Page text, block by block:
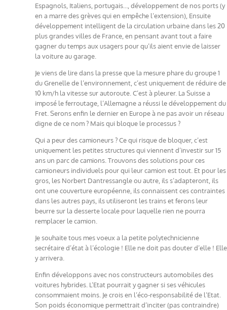
Espagnols, Italiens, portugais…, développement de nos ports (y
en a marre des grèves qui en empêche l’extension), Ensuite
développement intelligent de la circulation urbaine dans les 20
plus grandes villes de France, en pensant avant tout a faire
gagner du temps aux usagers pour qu’ils aient envie de laisser
la voiture au garage.
Je viens de lire dans la presse que la mesure phare du groupe 1
du Grenelle de l’environnement, c’est uniquement de réduire de
10 km/h la vitesse sur autoroute. C’est à pleurer. La Suisse a
imposé le ferroutage, l’Allemagne a réussi le développement du
Fret. Serons enfin le dernier en Europe à ne pas avoir un réseau
digne de ce nom ? Mais qui bloque le processus ?
Qui a peur des camioneurs ? Ce qui risque de bloquer, c’est
uniquement les petites structures qui viennent d’investir sur 15
ans un parc de camions. Trouvons des solutions pour ces
camioneurs individuels pour qui leur camion est tout. Et pour les
gros, les Norbert Dantressangle ou autre, ils s’adapteront, ils
ont une couverture européenne, ils connaissent ces contraintes
dans les autres pays, ils utiliseront les trains et ferons leur
beurre sur la desserte locale pour laquelle rien ne pourra
remplacer le camion.
Je souhaite tous mes voeux a la petite polytechnicienne
secrétaire d’état à l’écologie ! Elle ne doit pas douter d’elle ! Elle
y arrivera.
Enfin développons avec nos constructeurs automobiles des
voitures hybrides. L’Etat pourrait y gagner si ses véhicules
consommaient moins. Je crois en l’éco-responsabilité de l’Etat.
Son poids économique permettrait d’inciter (pas contraindre)